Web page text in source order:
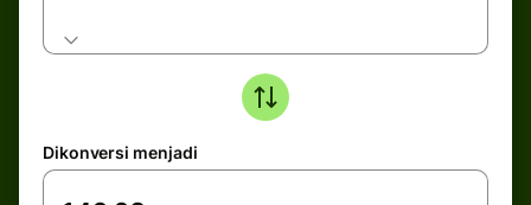
Dikonversi menjadi